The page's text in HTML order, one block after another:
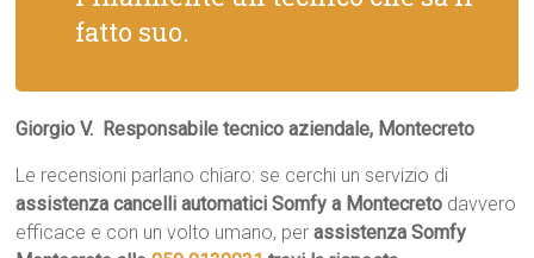
fatto suo.
Giorgio V.  Responsabile tecnico aziendale, Montecreto
Le recensioni parlano chiaro: se cerchi un servizio di
assistenza cancelli automatici Somfy a Montecreto davvero
efficace e con un volto umano, perassistenza Somfy